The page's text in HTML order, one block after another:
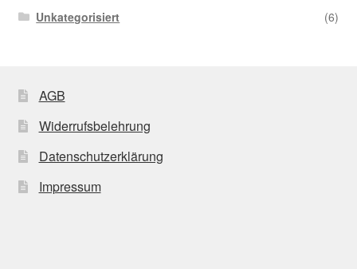
Unkategorisiert
(6)
AGB
Widerrufsbelehrung
Datenschutzerklärung
Impressum